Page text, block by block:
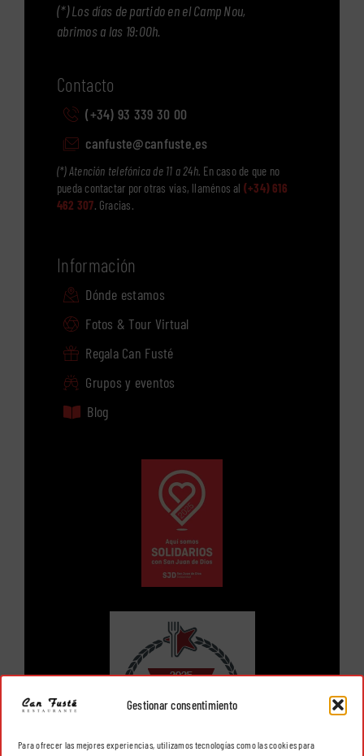
Gestionar consentimiento
Para ofrecer las mejores experiencias, utilizamos tecnologías como las cookies para
(*) Los días de partido en el Camp Nou,
abrimos a las 19:00h.
Contacto
(+34) 93 339 30 00
canfuste@canfuste.es
(*) Atención telefónica de 11 a 24h. En caso de que no
pueda contactar por otras vías, llaménos al (+34) 616
462 307 . Gracias.
Información
Dónde estamos
Fotos & Tour Virtual
Regala Can Fusté
Grupos y eventos
Blog